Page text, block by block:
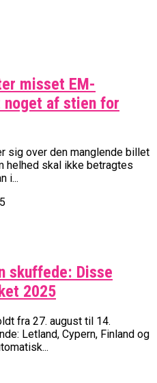
misset EM-
noget af stien for
sig over den manglende billet
helhed skal ikke betragtes
i...
skuffede: Disse
2025
fra 27. august til 14.
Letland, Cypern, Finland og